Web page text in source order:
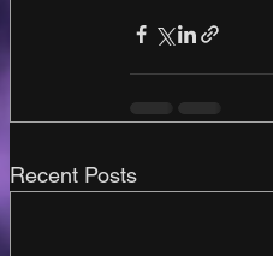
Recent Posts